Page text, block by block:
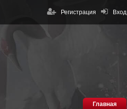
Вход
Регистрация
Главная